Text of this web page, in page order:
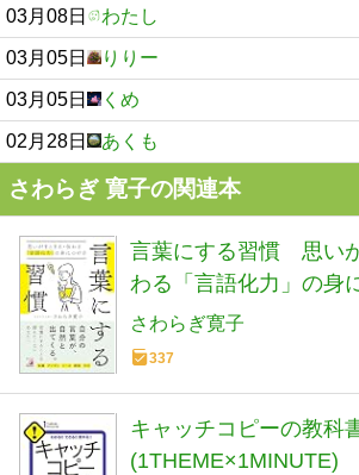
03月08日 わたし
03月05日 りりー
03月05日 くめ
02月28日 あくも
さわらぎ 寛子の関連本
言葉にする習慣 思い
わる「言語化力」の身
(ASUKA BUSINESS
さわらぎ寛子
337
キャッチコピーの教科
(1THEME×1MINUTE)